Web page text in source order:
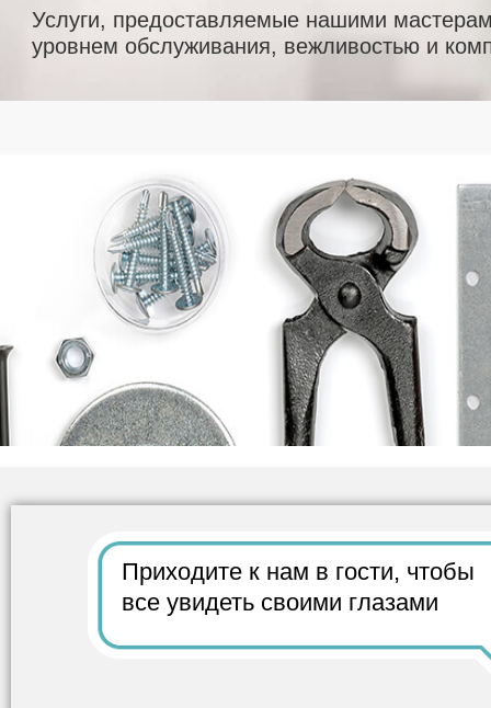
Приходите к нам в гости, чтобы
всеувидеть своими глазами
Услуги, предоставляемые нашими
уровнем обслуживания, вежливостью и